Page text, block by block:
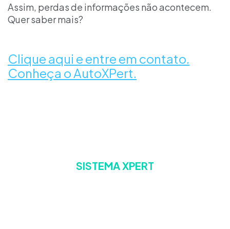
SISTEMA XPERT
Assim, perdas de informações não acontecem.
Quer saber mais?
Clique aqui e entre em contato.
Conheça o AutoXPert.